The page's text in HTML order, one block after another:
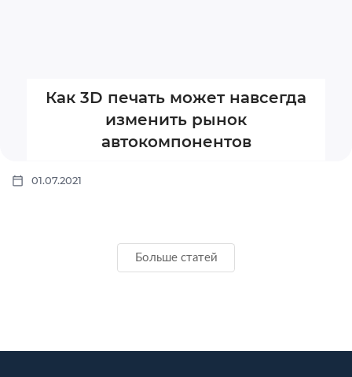
Как 3D печать может навсегда
изменить рынок
автокомпонентов
01.07.2021
Больше статей